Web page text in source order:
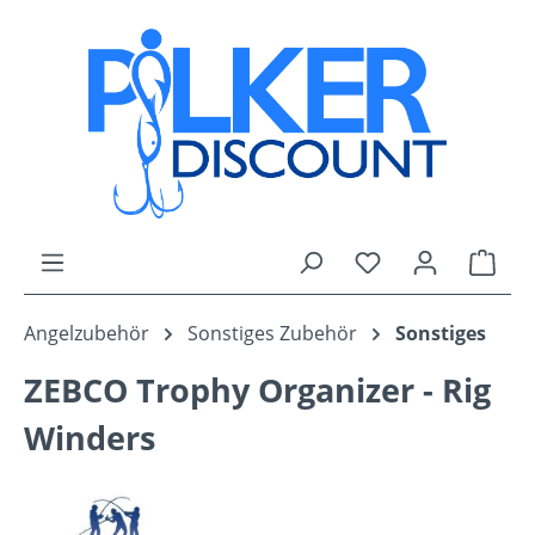
Zum Hauptinhalt springen
Du hast 0
Angelzubehör Sonstiges Zubehör Sonstiges
ZEBCO Trophy Organizer - Rig
Winders